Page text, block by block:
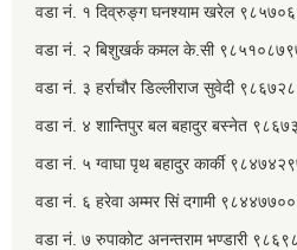
वडा नं. १ दिव्रुङ्ग घनश्याम खरेल
वडा नं. २ ‌‍बिशुखर्क कमल के.सी
वडा नं. ३ हर्राचौर डिल्लीराज सुवेदी
वडा नं. ४ शान्तिपुर बल बहादुर बस्नेत​
वडा नं. ५ ग्वाघा पृथ बहादुर कार्की
वडा नं. ६ हरेवा अम्मर सिं दगामी​
वडा नं. ७ ‌‍रुपाकोट अनन्तराम भण्डारी